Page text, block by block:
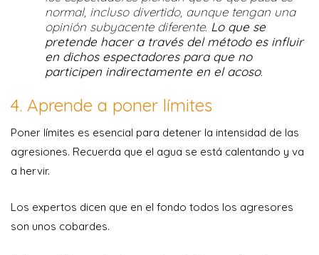
normal, incluso divertido, aunque tengan una
opinión subyacente diferente. Lo que se
pretende hacer a través del método es influir
en dichos espectadores para que no
participen indirectamente en el acoso.
4. Aprende a poner límites
Poner límites es esencial para detener la intensidad de las
agresiones. Recuerda que el agua se está calentando y va
a hervir.
Los expertos dicen que en el fondo todos los agresores
son unos cobardes.